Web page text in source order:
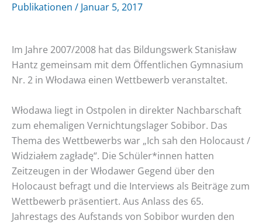
Publikationen / Januar 5, 2017
Im Jahre 2007/2008 hat das Bildungswerk Stanisław
Hantz gemeinsam mit dem Öffentlichen Gymnasium
Nr. 2 in Włodawa einen Wettbewerb veranstaltet.
Włodawa liegt in Ostpolen in direkter Nachbarschaft
zum ehemaligen Vernichtungslager Sobibor. Das
Thema des Wettbewerbs war „Ich sah den Holocaust /
Widziałem zagładę“. Die Schüler*innen hatten
Zeitzeugen in der Włodawer Gegend über den
Holocaust befragt und die Interviews als Beiträge zum
Wettbewerb präsentiert. Aus Anlass des 65.
Jahrestags des Aufstands von Sobibor wurden den